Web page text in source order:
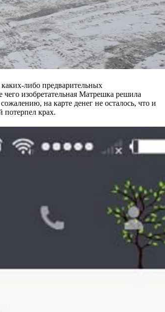
либо предварительных
изобретательная Матрешка решила
на карте денег не осталось, что и
потерпел крах.